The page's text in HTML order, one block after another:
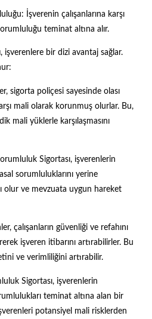
İşverenin çalışanlarına karşı
teminat altına alır.
işverenlere bir dizi avantaj sağlar.
sigorta poliçesi sayesinde olası
mali olarak korunmuş olurlar. Bu,
mali yüklerle karşılaşmasını
Sigortası, işverenlerin
sorumluluklarını yerine
olur ve mevzuata uygun hareket
çalışanların güvenliği ve refahını
işveren itibarını artırabilirler. Bu
ve verimliliğini artırabilir.
Sigortası, işverenlerin
teminat altına alan bir
potansiyel mali risklerden